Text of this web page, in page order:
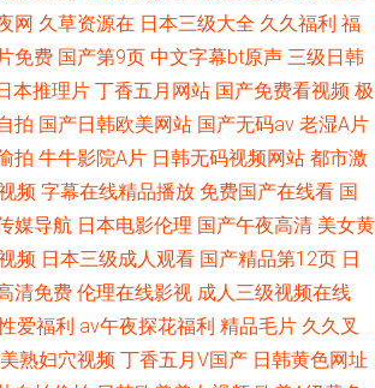
网 久草资源在 日本三级大全 久久福利 福
免费 国产第9页 中文字幕bt原声 三级日韩
本推理片 丁香五月网站 国产免费看视频 极
拍 国产日韩欧美网站 国产无码av 老湿A片
拍 牛牛影院A片 日韩无码视频网站 都市激
频 字幕在线精品播放 免费国产在线看 国
媒导航 日本电影伦理 国产午夜高清 美女黄
频 日本三级成人观看 国产精品第12页 日
清免费 伦理在线影视 成人三级视频在线
爱福利 av午夜探花福利 精品毛片 久久叉
熟妇穴视频 丁香五月V国产 日韩黄色网址